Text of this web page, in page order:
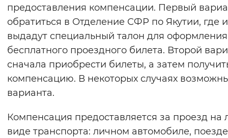
Вернуть стандартные настройки
предоставления компенсации. Первый
обратиться в Отделение СФР по Якутии, где
выдадут специальный талон для оформления
бесплатного проездного билета. Второй
сначала приобрести билеты, а затем
компенсацию. В некоторых случаях
варианта.
Компенсация предоставляется за проезд
виде транспорта: личном автомобиле,